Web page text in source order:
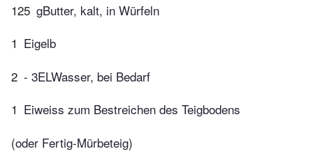
125 gButter, kalt, in Würfeln
1 Eigelb
2 - 3ELWasser, bei Bedarf
1 Eiweiss zum Bestreichen des Teigbodens
(oder Fertig-Mürbeteig)